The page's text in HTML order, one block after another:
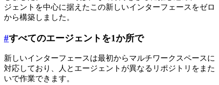
ジェントを中心に据えたこの新しいインターフェースをゼロ
から構築しました。
#すべてのエージェントを1か所で
新しいインターフェースは最初からマルチワークスペースに
対応しており、人とエージェントが異なるリポジトリをまた
いで作業できます。